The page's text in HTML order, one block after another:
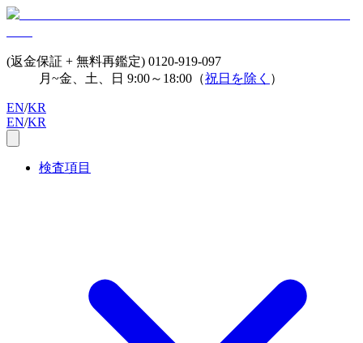
(返金保証 + 無料再鑑定) 0120-919-097
月~金、土、日 9:00～18:00（祝日を除く ）
EN/KR
EN/KR
検査項目